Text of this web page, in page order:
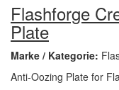
Flashforge
Plate
Marke / Kategorie:
Anti-Oozing Plate for